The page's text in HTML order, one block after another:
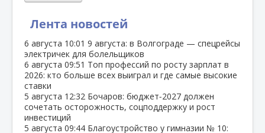
Лента новостей
6 августа 10:01 9 августа: в Волгограде — спецрейсы
электричек для болельщиков
6 августа 09:51 Топ профессий по росту зарплат в
2026: кто больше всех выиграл и где самые высокие
ставки
5 августа 12:32 Бочаров: бюджет‑2027 должен
сочетать осторожность, соцподдержку и рост
инвестиций
5 августа 09:44 Благоустройство у гимназии № 10: